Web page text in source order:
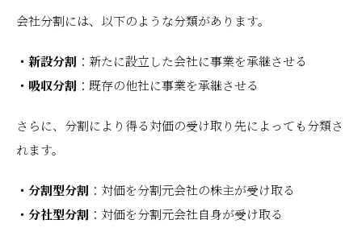
会社分割には、以下のような分類があります。
・新設分割 ：新たに設立した会社に事業を承継させる
・吸収分割 ：既存の他社に事業を承継させる
さらに、分割により得る対価の受け取り先によっても分類さ
れます。
・分割型分割 ：対価を分割元会社の株主が受け取る
・分社型分割 ：対価を分割元会社自身が受け取る